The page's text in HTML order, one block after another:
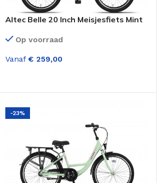
Altec Belle 20 Inch Meisjesfiets Mint
Op voorraad
Vanaf € 259,00
-23%